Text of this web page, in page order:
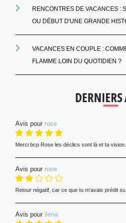
RENCONTRES DE VACANCES :
OU DÉBUT D'UNE GRANDE
VACANCES EN COUPLE :
FLAMME LOIN DU QUOTIDIEN ?
Avis pour rose
Merci bcp Rose les déclics sont là et ta vision...
Avis pour rose
Retour négatif, car ce que tu m'avais prédit
Avis pour ilena